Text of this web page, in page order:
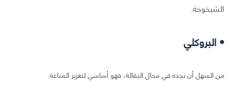
الشيخوخة.
• البروكلي
من السهل أن تجده في محال البقالة، فهو أساسي لتعزيز المناعة.